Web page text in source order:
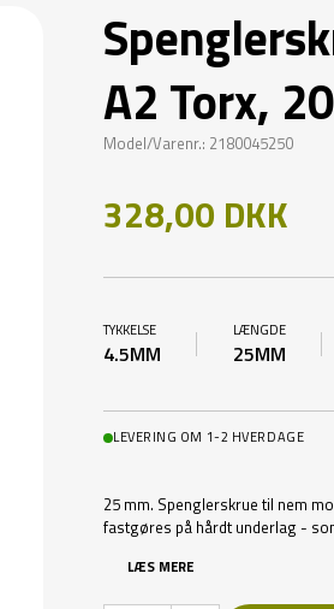
A2 Torx,
Model/Varenr.: 2180045250
328,00 DKK
TYKKELSE
4.5MM
LÆNGDE
25MM
LEVERING OM 1-2 HVERDAGE
25 mm. Spenglerskrue til nem
fastgøres på hårdt underlag -
LÆS MERE